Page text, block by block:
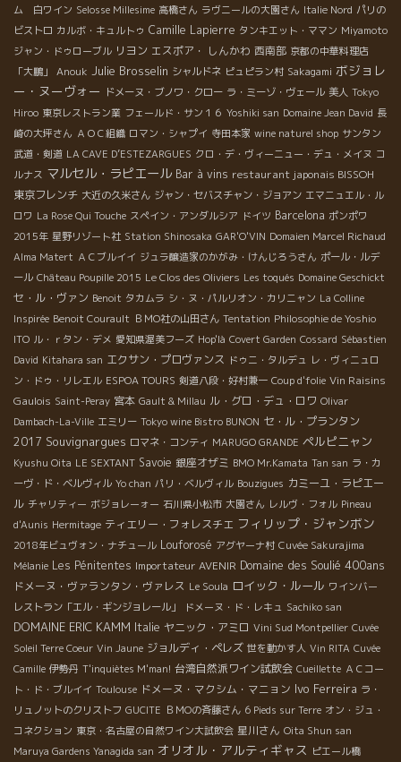
ム 白ワイン Selosse Millesime 高橋さん ラヴニールの大園さん Italie Nord パリの
ビストロ カルボ・キュルトゥ Camille Lapierre タンキエット・ママン Miyamoto
ジャン・ドゥローブル リヨン エスポア・ しんかわ 西南部 京都の中華料理店
「大鵬」
Anouk Julie Brosselin シャルドネ ピュピラン村 Sakagami ボジョレ
ー・ヌーヴォー ドメーヌ・ブノワ・クロー ラ・ミーゾ・ヴェール 美人 Tokyo
Hiroo 東京レストラン業 フェールド・サン１６ Yoshiki san Domaine Jean David 長
崎の大坪さん ＡＯＣ組織 ロマン・シャプイ 寺田本家 wine naturel shop サンタン
武道・剣道 LA CAVE D’ESTEZARGUES クロ・デ・ヴィーニュー・デュ・メイヌ コ
ルナス マルセル・ラピエール Bar à vins restaurant japonais BISSOH
東京フレンチ 大近の久米さん ジャン・セバスチャン・ジョアン エマニュエル・ル
ロワ La Rose Qui Touche スペイン・アンダルシア ドイツ Barcelona ポンポワ
2015年 星野リゾート社 Station Shinosaka GAR'O'VIN Domaien Marcel Richaud
Alma Matert ＡＣブルイイ ジュラ醸造家のかがみ・けんじろうさん ポール・ルデ
ール Château Poupille 2015 Le Clos des Oliviers Les toqués Domaine Geschickt
セ・ル・ヴァン Benoit タカムラ シ・ヌ・パルリオン・カリニャン La Colline
Inspirée Benoit Courault ＢＭО社の山田さん Tentation Philosophie de Yoshio
ITO ル・ｒタン・デメ 愛知県渥美フーズ Hop'là Covert Garden Cossard Sébastien
David Kitahara san エクサン・プロヴァンス ドゥニ・タルデュ レ・ヴィニュロ
ン・ドゥ・リレエル ESPOA TOURS 剣道八段・好村兼一 Coup d'folie Vin Raisins
Gaulois Saint-Peray 宮本 Gault & Millau ル・グロ・デュ・ロワ Olivar
Dambach-La-Ville エミリー Tokyo wine Bistro BUNON セ・ル・プランタン
2017 Souvignargues ロマネ・コンティ MARUGO GRANDE ペルピニャン
Kyushu Oita LE SEXTANT Savoie 銀座オザミ BMO Mr.Kamata Tan san ラ・カ
ーヴ・ド・ベルヴィル Yo chan パリ・ベルヴィル Bouzigues カミーユ・ラピエー
ル チャリティー ボジョレーォー 石川県小松市 大園さん レルヴ・フォル Pineau
d'Aunis Hermitage ティエリー・フォレスチエ フィリップ・ジャンボン
2018年ビュヴォン・ナチュール Louforosé アグヤーナ村 Cuvée Sakurajima
Mélanie Les Pénitentes Importateur AVENIR Domaine des Soulié 400ans
ドメーヌ・ヴァランタン・ヴァレス Le Soula ロイック・ルール ワインバー
レストラン「エル・ギンジョレール」
ドメーヌ・ド・レキュ Sachiko san
DOMAINE ERIC KAMM Italie ヤニック・アミロ Vini Sud Montpellier Cuvée
Soleil Terre Coeur Vin Jaune ジョルディ・ペレズ 世を動かす人 Vin RITA Cuvée
Camille 伊勢丹 T'inquiètes M'man! 台湾自然派ワイン試飲会 Cueillette ＡＣコー
ト・ド・ブルイイ Toulouse ドメーヌ・マクシム・マニョン Ivo Ferreira ラ・
リュノットのクリストフ GUCITE ＢＭОの斉藤さん 6 Pieds sur Terre オン・ジュ・
コネクション 東京・名古屋の自然ワイン大試飲会 星川さん Oita Shun san
Maruya Gardens Yanagida san オリオル・アルティギャス ピエール橋